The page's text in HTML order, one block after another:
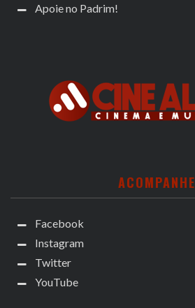
Apoie no Padrim!
ACOMPANHE
Facebook
Instagram
Twitter
YouTube